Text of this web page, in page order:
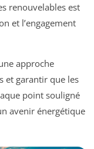
renouvelables est
et l’engagement
approche
et garantir que les
point souligné
avenir énergétique